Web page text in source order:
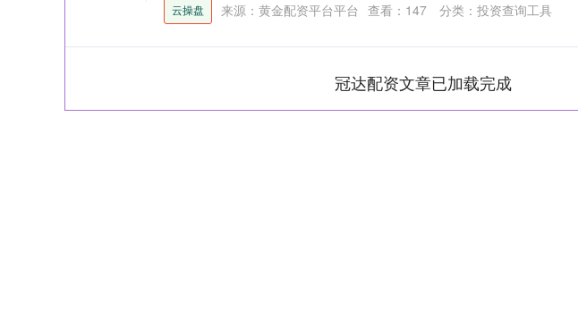
云操盘 来源：黄金配资平台平台 查看： 147 分类： 投资查询工具
冠达配资文章已加载完成